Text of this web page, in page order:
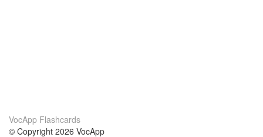
VocApp Flashcards
© Copyright 2026 VocApp